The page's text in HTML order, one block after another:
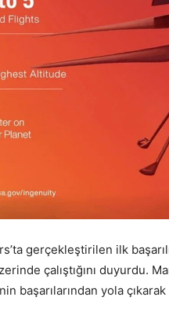
gerçekleştirilen ilk
çalıştığını duyurdu.
başarılarından yola